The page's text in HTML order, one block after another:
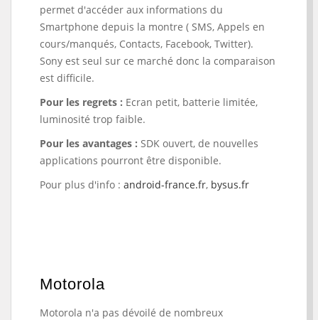
permet d'accéder aux informations du
Smartphone depuis la montre ( SMS, Appels en
cours/manqués, Contacts, Facebook, Twitter).
Sony est seul sur ce marché donc la comparaison
est difficile.
Pour les regrets : Ecran petit, batterie limitée,
luminosité trop faible.
Pour les avantages : SDK ouvert, de nouvelles
applications pourront être disponible.
Pour plus d'info : android-france.fr, bysus.fr
Motorola
Motorola n'a pas dévoilé de nombreux